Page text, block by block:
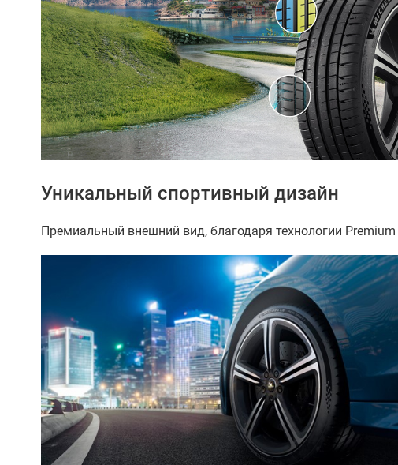
Уникальный спортивный дизайн
Премиальный внешний вид, благодаря технологии